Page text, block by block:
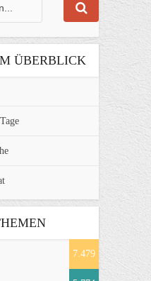
ÜBERBLICK
7.479